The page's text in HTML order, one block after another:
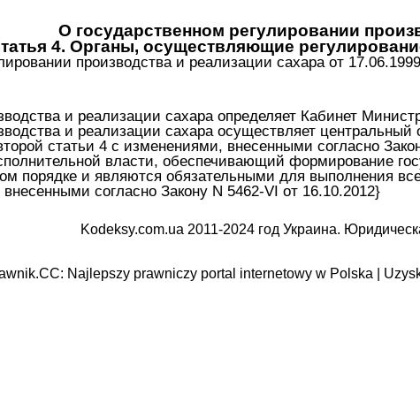
О государственном регулировании
4. Органы, осуществляющие
производства и реализации сахара от
и реализации сахара определяет Кабинет
и реализации сахара осуществляет
статьи 4 с изменениями, внесенными согласно
власти, обеспечивающий формирование
порядке и являются обязательными для выполнения
согласно Закону N 5462-VI от 16.10.2012}
Kodeksy.com.ua 2011-2024 год Украина.
Najlepszy prawniczy portal internetowy w Polska |